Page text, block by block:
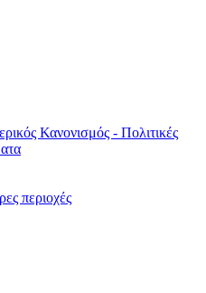
Κανονισμός - Πολιτικές
περιοχές